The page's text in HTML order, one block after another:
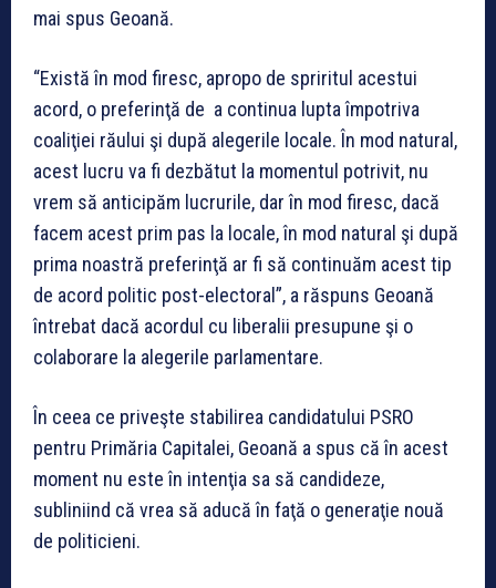
mai spus Geoană.
“Există în mod firesc, apropo de spriritul acestui
acord, o preferinţă de a continua lupta împotriva
coaliţiei răului şi după alegerile locale. În mod natural,
acest lucru va fi dezbătut la momentul potrivit, nu
vrem să anticipăm lucrurile, dar în mod firesc, dacă
facem acest prim pas la locale, în mod natural şi după
prima noastră preferinţă ar fi să continuăm acest tip
de acord politic post-electoral”, a răspuns Geoană
întrebat dacă acordul cu liberalii presupune şi o
colaborare la alegerile parlamentare.
În ceea ce priveşte stabilirea candidatului PSRO
pentru Primăria Capitalei, Geoană a spus că în acest
moment nu este în intenţia sa să candideze,
subliniind că vrea să aducă în faţă o generaţie nouă
de politicieni.